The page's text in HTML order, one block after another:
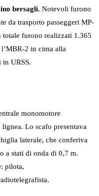
bersagli. Notevoli furono
da trasporto passeggeri MP-
totale furono realizzati 1.365
2 in cima alla
URSS.
monomotore
Lo scafo presentava
laterale, che conferiva
a stati di onda di 0,7 m.
: pilota,